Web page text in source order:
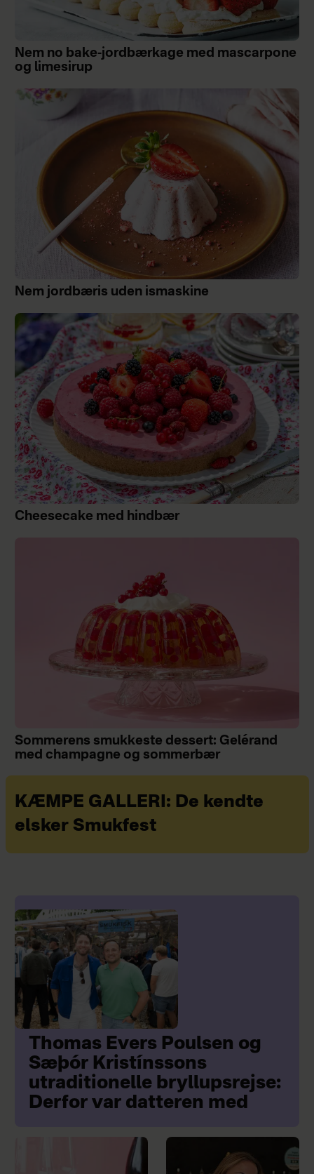
Nem no bake-jordbærkage med mascarpone
og limesirup
Nem jordbæris uden ismaskine
Cheesecake med hindbær
Sommerens smukkeste dessert: Gelérand
med champagne og sommerbær
KÆMPE GALLERI: De kendte
elsker Smukfest
Thomas Evers Poulsen og
Sæþór Kristínssons
utraditionelle bryllupsrejse:
Derfor var datteren med